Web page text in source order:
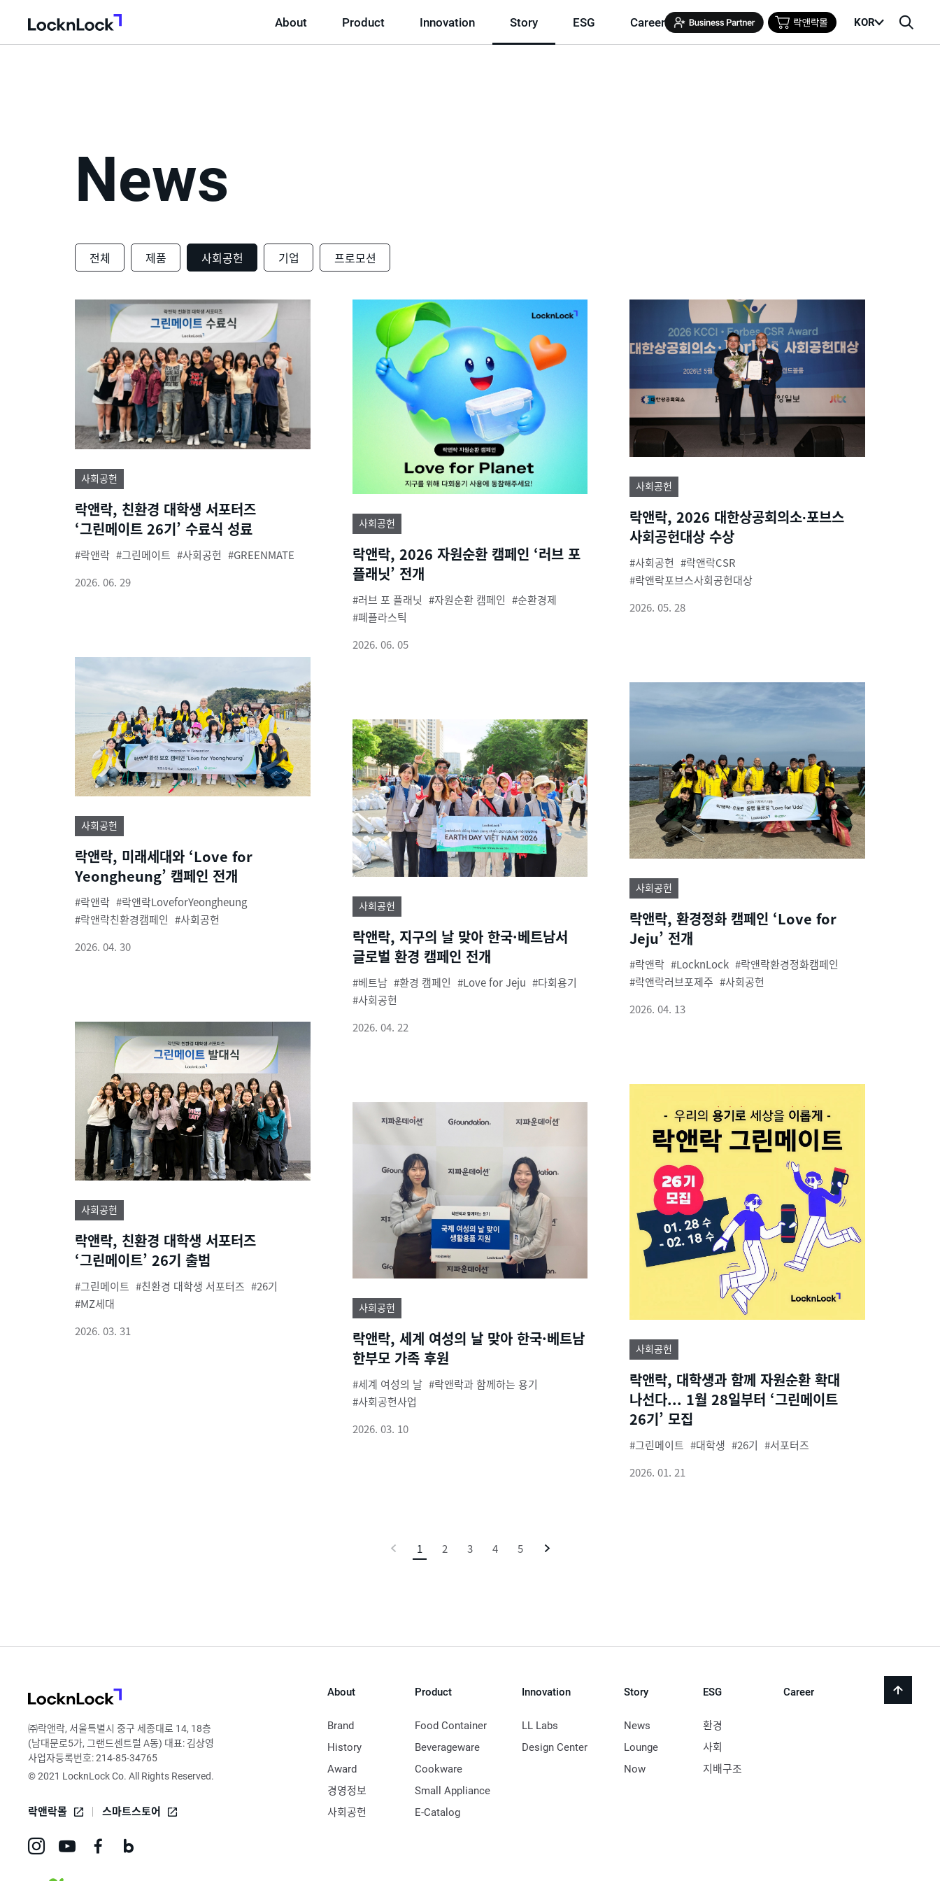
LocknLock
About Product Innovation Story ESG Career KOR
검
뉴
News
전체 제품 사회공헌 기업 프로모션
사회공헌
락앤락, 친환경 대학생 서포터즈
‘그린메이트 26기’ 수료식 성료
락앤락 그린메이트 사회공헌
GREENMATE
2026. 06. 29
사회공헌
락앤락, 2026 자원순환 캠페인 ‘러브 포
플래닛’ 전개
러브 포 플래닛 자원순환 캠페인
순환경제
폐플라스틱
2026. 06. 05
사회공헌
락앤락, 2026 대한상공회의소∙포브스
사회공헌대상 수상
사회공헌
락앤락CSR
락앤락포브스사회공헌대상
2026. 05. 28
사회공헌
락앤락, 미래세대와 ‘Love for
Yeongheung’ 캠페인 전개
락앤락
락앤락LoveforYeongheung
락앤락친환경캠페인
사회공헌
2026. 04. 30
사회공헌
락앤락, 지구의 날 맞아 한국·베트남서
글로벌 환경 캠페인 전개
베트남 환경 캠페인 Love for Jeju
다회용기
사회공헌
2026. 04. 22
사회공헌
락앤락, 환경정화 캠페인 ‘Love for
Jeju’ 전개
락앤락 LocknLock
락앤락환경정화캠페인
락앤락러브포제주
사회공헌
2026. 04. 13
사회공헌
락앤락, 친환경 대학생 서포터즈
‘그린메이트’ 26기 출범
그린메이트 친환경 대학생 서포터즈
26기
MZ세대
2026. 03. 31
사회공헌
락앤락, 세계 여성의 날 맞아 한국·베트남
한부모 가족 후원
세계 여성의 날
락앤락과 함께하는 용기
사회공헌사업
2026. 03. 10
사회공헌
락앤락, 대학생과 함께 자원순환 확대
나선다... 1월 28일부터 ‘그린메이트
26기’ 모집
그린메이트 대학생 26기
서포터즈
2026. 01. 21
1
지
2 3 4 5
back
About
Brand
History
Award
경영정보
사회공헌
Product
Food Container
Beverageware
Cookware
Small Appliance
E-Catalog
Innovation
LL Labs
Design Center
Story
News
Lounge
Now
ESG
환경
사회
지배구조
Career
락앤락몰 스마트스토어
인
© 2021 LocknLock Co. All Rights Reserved.
㈜락앤락, 서울특별시 중구 세종대로 14, 18층
(남대문로5가, 그랜드센트럴 A동) 대표: 김상영
사업자등록번호: 214-85-34765